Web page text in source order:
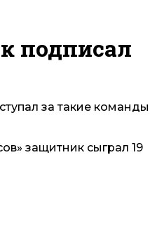
подписал
за такие
защитник сыграл 19